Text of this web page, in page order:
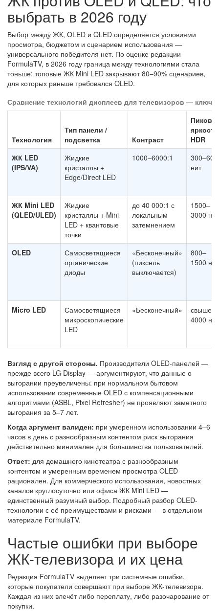
выбрать в 2026 году
Выбор между ЖК, OLED и QLED определяется условиями
просмотра, бюджетом и сценарием использования —
универсального победителя нет. По оценке редакции
FormulaTV, в 2026 году граница между технологиями стала
тоньше: топовые ЖК Mini LED закрывают 80–90% сценариев,
для которых раньше требовался OLED.
Сравнение технологий дисплеев для телевизоров —
Технология
Тип панели /
подсветка
Контраст
яркость
HDR
ЖК LED
(IPS/VA)
Жидкие
кристаллы +
Edge/Direct LED
1000–6000:1
300–600
нит
ЖК Mini LED
(QLED/ULED)
Жидкие
кристаллы + Mini
LED + квантовые
точки
до 40 000:1 с
локальным
затемнением
1500–
3000 нит
OLED
Самосветящиеся
органические
диоды
«Бесконечный»
(пиксель
выключается)
800–
1500 нит
Micro LED
Самосветящиеся
микроскопические
LED
«Бесконечный»
свыше
4000 нит
Взгляд с другой стороны. Производители OLED-панелей —
прежде всего LG Display — аргументируют, что данные о
выгорании преувеличены: при нормальном бытовом
использовании современные OLED с компенсационными
алгоритмами (ASBL, Pixel Refresher) не проявляют заметного
выгорания за 5–7 лет.
Когда аргумент валиден: при умеренном использовании 4–6
часов в день с разнообразным контентом риск выгорания
действительно минимален для большинства пользователей.
Ответ: для домашнего кинотеатра с разнообразным
контентом и умеренным временем просмотра OLED
рационален. Для коммерческого использования, новостных
каналов круглосуточно или офиса ЖК Mini LED —
единственный разумный выбор. Подробный разбор OLED-
технологии с её преимуществами и рисками — в отдельном
материале FormulaTV.
Частые ошибки при выборе
ЖК-телевизора и их цена
Редакция FormulaTV выделяет три системные ошибки,
которые покупатели совершают при выборе ЖК-телевизора.
Каждая из них влечёт либо переплату, либо разочарование от
покупки.